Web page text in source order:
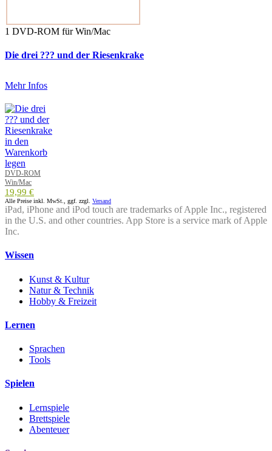
1 DVD-ROM für Win/Mac
Die drei ??? und der Riesenkrake
Mehr Infos
DVD-ROM
Win/Mac
19,99 €
Alle Preise inkl. MwSt., ggf. zzgl. Versand
iPad, iPhone and iPod touch are trademarks of Apple Inc., registered
in the U.S. and other countries. App Store is a service mark of Apple
Inc.
Wissen
Kunst & Kultur
Natur & Technik
Hobby & Freizeit
Lernen
Sprachen
Tools
Spielen
Lernspiele
Brettspiele
Abenteuer